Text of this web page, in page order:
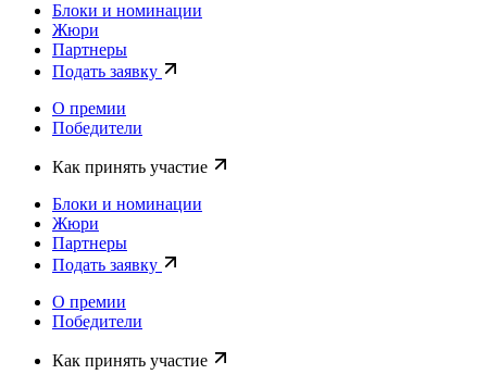
Блоки и номинации
Жюри
Партнеры
Подать заявку
О премии
Победители
Как принять участие
Блоки и номинации
Жюри
Партнеры
Подать заявку
О премии
Победители
Как принять участие